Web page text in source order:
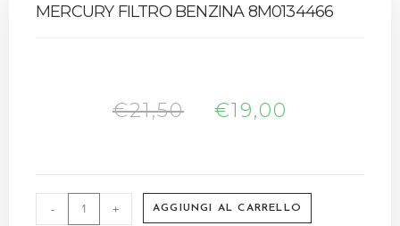
MERCURY FILTRO BENZINA 8M0134466
€21,50 €19,00
- + AGGIUNGI AL CARRELLO